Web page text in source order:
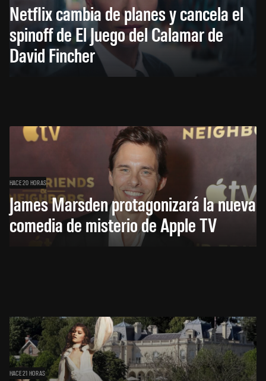
Netflix cambia de planes y cancela el
spinoff de El Juego del Calamar de
David Fincher
HACE 20 HORAS
James Marsden protagonizará la nueva
comedia de misterio de Apple TV
HACE 21 HORAS